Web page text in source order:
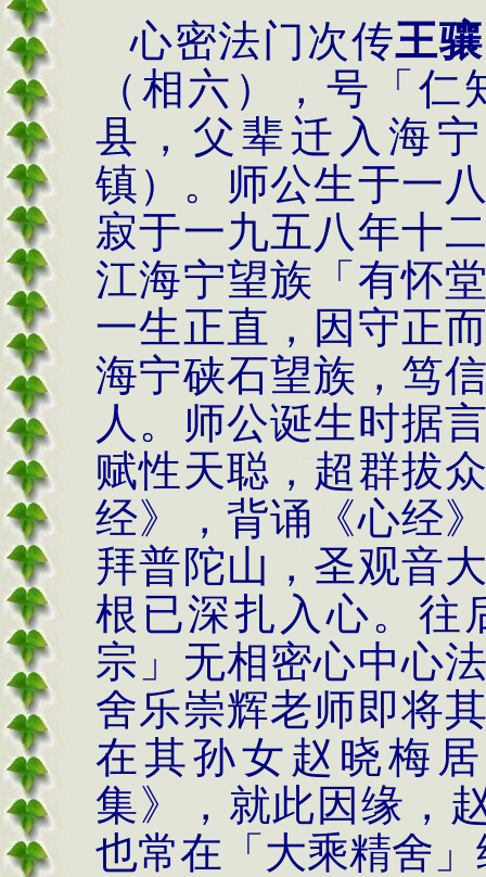
心密法门次传王
（相六），号「
县，父辈迁入海
镇）。师公生于一
寂于一九五八年十
江海宁望族「有怀
一生正直，因守正
海宁硖石望族，笃
人。师公诞生时据
赋性天聪，超群拔
经》，背诵《心经
拜普陀山，圣观音
根已深扎入心。往
宗」无相密心中心
舍乐崇辉老师即将
在其孙女赵晓梅
集》，就此因缘，
也常在「大乘精